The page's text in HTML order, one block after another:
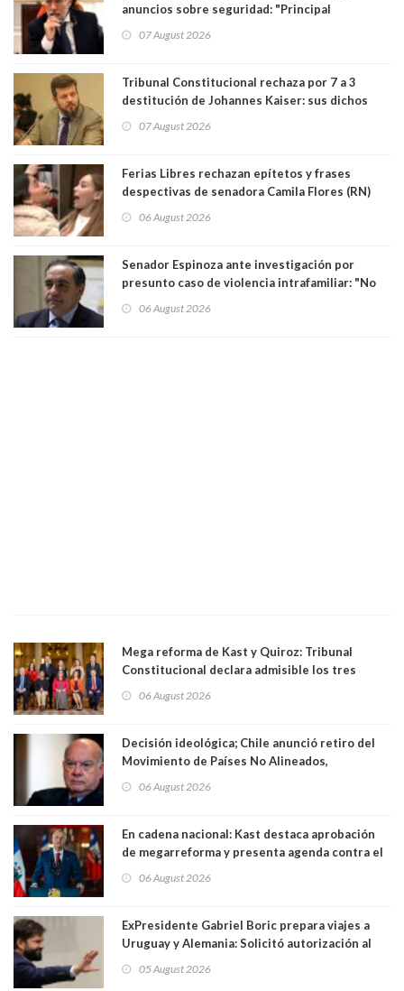
anuncios sobre seguridad: "Principal
perseguir ruta del dinero y levantar secreto
07 August 2026
Tribunal Constitucional rechaza por 7 a 3
destitución de Johannes Kaiser: sus dichos
justicia constitucional porque no es diputado
07 August 2026
Ferias Libres rechazan epítetos y frases
despectivas de senadora Camila Flores (RN)
06 August 2026
Senador Espinoza ante investigación por
presunto caso de violencia intrafamiliar: "No
antecedentes a Tribunal Supremo
06 August 2026
Mega reforma de Kast y Quiroz: Tribunal
Constitucional declara admisible los tres
06 August 2026
Decisión ideológica; Chile anunció retiro del
Movimiento de Países No Alineados,
1971. Excanciller Insulza lamentó decisión
06 August 2026
En cadena nacional: Kast destaca aprobación
de megarreforma y presenta agenda contra el
06 August 2026
ExPresidente Gabriel Boric prepara viajes a
Uruguay y Alemania: Solicitó autorización al
05 August 2026